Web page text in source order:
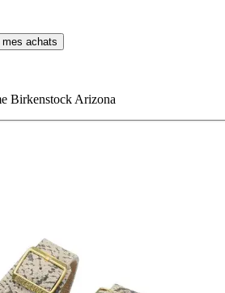
mes achats
Birkenstock Arizona